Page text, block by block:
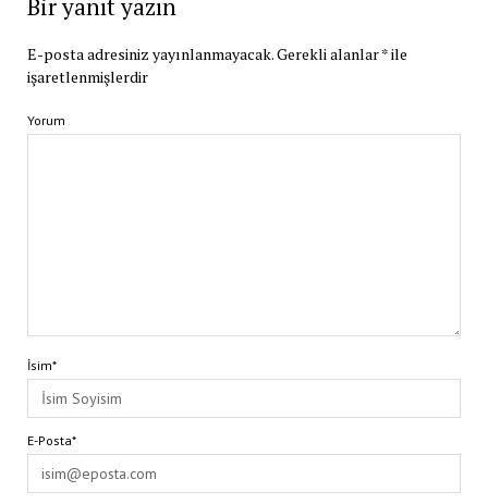
Bir yanıt yazın
E-posta adresiniz yayınlanmayacak.Gerekli alanlar*ile
işaretlenmişlerdir
Yorum
İsim*
E-Posta*